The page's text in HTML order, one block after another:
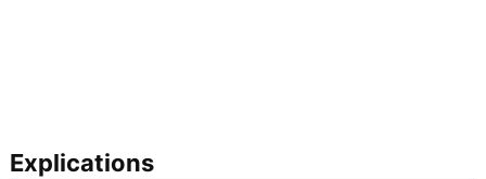
Explications